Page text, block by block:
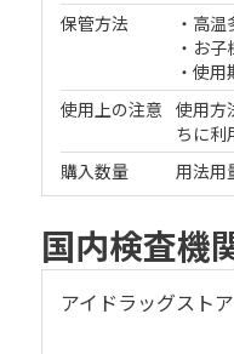
保管方法
・高
・お
・使
使用上の注意 使用方
ちに利
購入数量
用法用
国内検査機
アイドラッグスト